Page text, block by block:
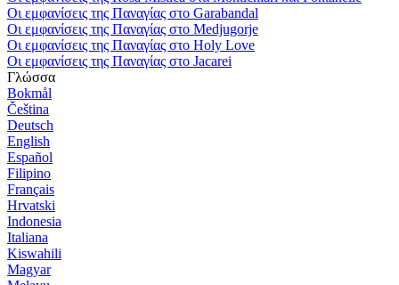
Οι εμφανίσεις της Παναγίας στο Garabandal
Οι εμφανίσεις της Παναγίας στο Medjugorje
Οι εμφανίσεις της Παναγίας στο Holy Love
Οι εμφανίσεις της Παναγίας στο Jacarei
Γλώσσα
Bokmål
Čeština
Deutsch
English
Español
Filipino
Français
Hrvatski
Indonesia
Italiana
Kiswahili
Magyar